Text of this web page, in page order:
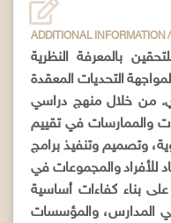
بالمعرفة النظرية
لمواجهة التحديات المعقدة
من خلال منهج دراسي
والممارسات في تقييم
وتصميم وتنفيذ برامج
للأفراد والمجموعات في
على بناء كفاءات أساسية
المدارس، والمؤسسات